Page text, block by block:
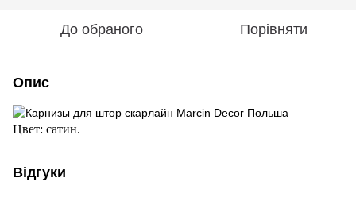
До обраного Порівняти
Опис
Цвет: сатин.
Відгуки